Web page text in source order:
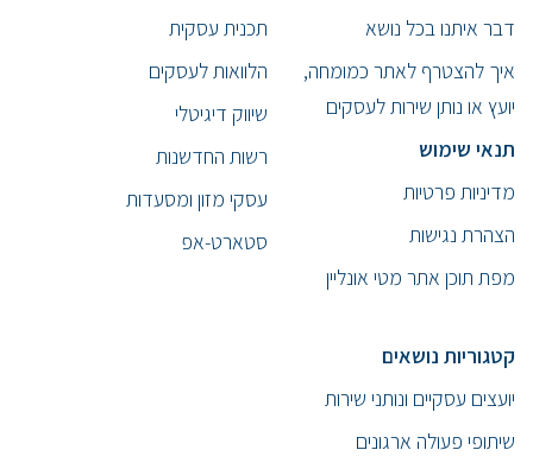
דבר איתנו בכל נושא
איך להצטרף לאתר כמומחה,
יועץ או נותן שירות לעסקים
תנאי שימוש
מדיניות פרטיות
הצהרת נגישות
מפת תוכן אתר מטי אונליין
תכנית עסקית
הלוואות לעסקים
שיווק דיגיטלי
רשות החדשנות
עסקי מזון ומסעדות
סטארט-אפ
קטגוריות נושאים
יועצים עסקיים ונותני שירות
שיתופי פעולה ארגונים